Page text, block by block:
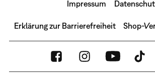
Impressum
Erklärung zur Barrierefreiheit Shop-